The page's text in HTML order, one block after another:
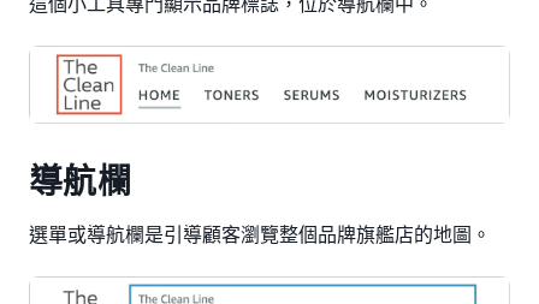
導航欄
選單或導航欄是引導顧客瀏覽整個品牌旗艦店的地圖。